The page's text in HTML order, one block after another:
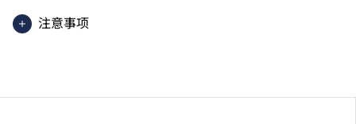
2025入学分数即2025年度获取录学生于香港中学文凭
考试中最佳五科成绩（包括中国语文及英国语文）的分
注意事项
学生或须于其他VTC院校上课。VTC可因应情况取消任